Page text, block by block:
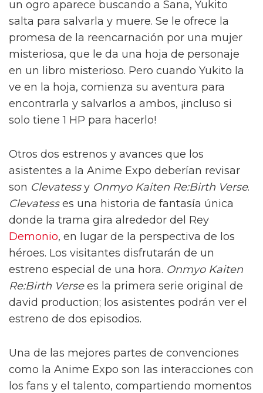
un ogro aparece buscando a Sana, Yukito
salta para salvarla y muere. Se le ofrece la
promesa de la reencarnación por una mujer
misteriosa, que le da una hoja de personaje
en un libro misterioso. Pero cuando Yukito la
ve en la hoja, comienza su aventura para
encontrarla y salvarlos a ambos, ¡incluso si
solo tiene 1 HP para hacerlo!
Otros dos estrenos y avances que los
asistentes a la Anime Expo deberían revisar
son Clevatessy Onmyo Kaiten Re:Birth Verse.
Clevatesses una historia de fantasía única
donde la trama gira alrededor del Rey
Demonio, en lugar de la perspectiva de los
héroes. Los visitantes disfrutarán de un
estreno especial de una hora. Onmyo Kaiten
Re:Birth Versees la primera serie original de
david production; los asistentes podrán ver el
estreno de dos episodios.
Una de las mejores partes de convenciones
como la Anime Expo son las interacciones con
los fans y el talento, compartiendo momentos